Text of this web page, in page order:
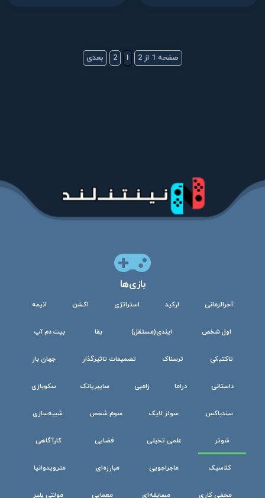
صفحه 1 از 2 1
2 بعدی
بازی‌ها
آخرالزمانی ارکید استراتژی اکشن انیمه
اول شخص ایندی(مستقل) بقا بیت دم آپ
تاکتیکی ترسناک تصمیمات تاثیرگذار جهان باز
داستانی دراما زامبی سایبرپانک سکوبازی
سندباکس سولز لایک سوم شخص شبیه‌سازی
شوتر علمی تخیلی فضایی کارآگاهی
کلاسیک ماجراجویی مبارزه‌ای مترویدوانیا
مخفی کاری مسابقه‌ای معمایی مولتی پلیر